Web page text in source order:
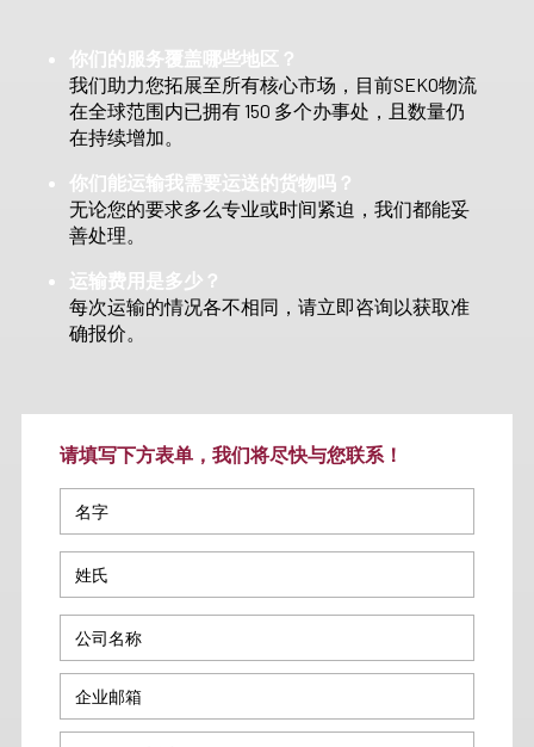
你们的服务覆盖哪些地区？
我们助力您拓展至所有核心市场，目前SEKO物流
在全球范围内已拥有 150 多个办事处，且数量仍
在持续增加。
你们能运输我需要运送的货物吗？
无论您的要求多么专业或时间紧迫，我们都能妥
善处理。
运输费用是多少？
每次运输的情况各不相同，请立即咨询以获取准
确报价。
请填写下方表单，我们将尽快与您联系！